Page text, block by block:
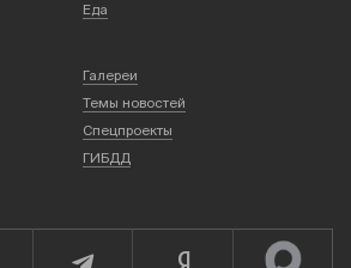
Еда
Галереи
Темы новостей
Спецпроекты
ГИБДД